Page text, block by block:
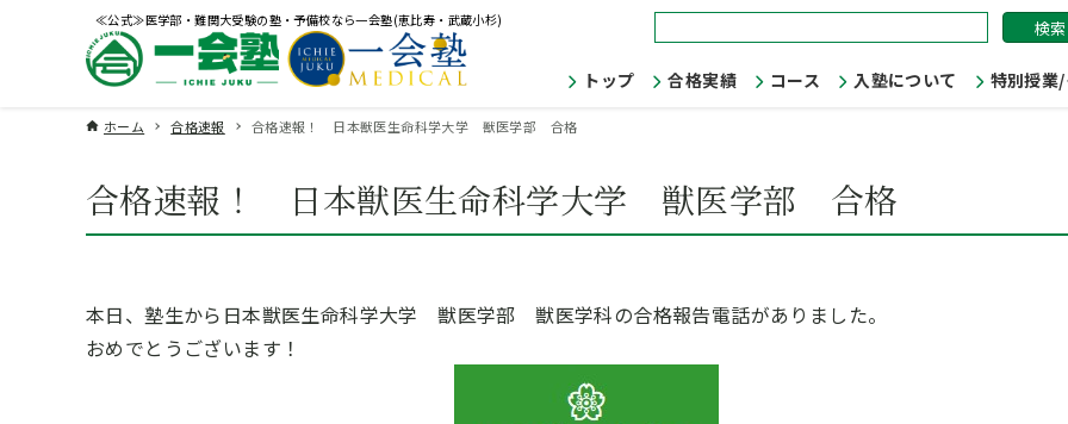
≪公式≫医学部・難関大受験の塾・予備校なら一会塾(恵比寿・武蔵小杉)
索:
トップ 合格実績 コース 入塾について 特別授業
ホーム 合格速報 合格速報！ 日本獣医生命科学大学 獣医学部 合格
合格速報！ 日本獣医生命科学大学 獣医学部 合格
本日、塾生から日本獣医生命科学大学 獣医学部 獣医学科の合格報告電話がありました。
おめでとうございます！